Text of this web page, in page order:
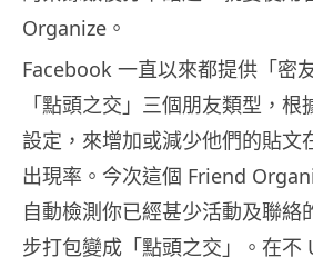
Organize。
Facebook 一直以來都提供「密
「點頭之交」三個朋友類型，
設定，來增加或減少他們的貼文
出現率。今次這個 Friend
自動檢測你已經甚少活動及聯絡
步打包變成「點頭之交」。在